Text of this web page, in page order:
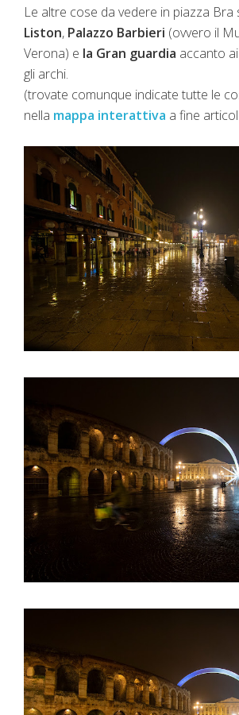
Le altre cose da vedere in piazza Bra
Liston, Palazzo Barbieri (ovvero il
Verona) e la Gran guardia accanto
gli archi.
(trovate comunque indicate tutte le
nella mappa interattiva a fine